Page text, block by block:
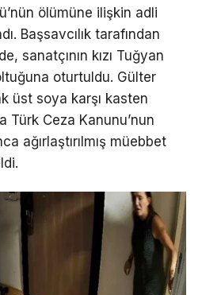
ölümüne ilişkin adli
Başsavcılık tarafından
sanatçının kızı Tuğyan
oturtuldu. Gülter
üst soya karşı kasten
Türk Ceza Kanunu’nun
ağırlaştırılmış müebbet